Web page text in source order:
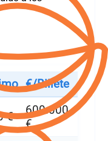
€/Billete
€
600.000
€